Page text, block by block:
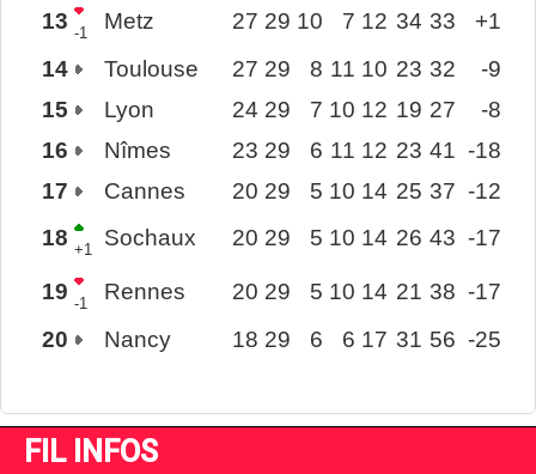
13 -1 Metz 27 29 10 7 12 34 33
+1
14
Toulouse 27 29 8 11 10 23 32
-9
15
Lyon 24 29 7 10 12 19 27
-8
16
Nîmes 23 29 6 11 12 23 41 -18
17
Cannes 20 29 5 10 14 25 37 -12
18 +1 Sochaux 20 29 5 10 14 26 43 -17
19 -1 Rennes 20 29 5 10 14 21 38 -17
20
Nancy 18 29 6 6 17 31 56 -25
FIL INFOS